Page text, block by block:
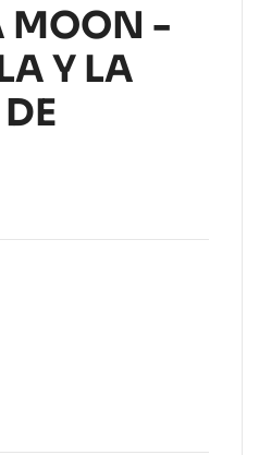
MOON -
Y LA